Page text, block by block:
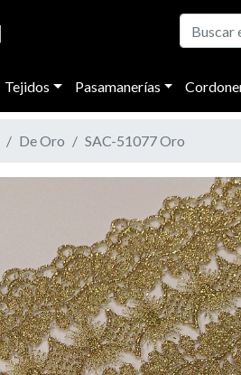
Tejidos Pasamanerías
De Oro SAC-51077 Oro